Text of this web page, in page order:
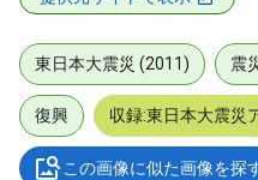
東日本大震災 (2011) 震
復興 収録:東日本大震災
この画像に似た画像を探